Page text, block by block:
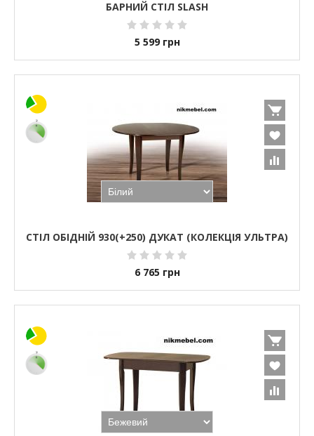
БАРНИЙ СТІЛ SLASH
5 599 грн
СТІЛ ОБІДНІЙ 930(+250) ДУКАТ (КОЛЕКЦІЯ УЛЬТРА)
6 765 грн